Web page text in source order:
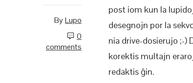
ByLupo
0
comments
post iom kun la
desegnojn por la
nia drive-dosierujo ;-)
korektis multajn
redaktis ĝin.